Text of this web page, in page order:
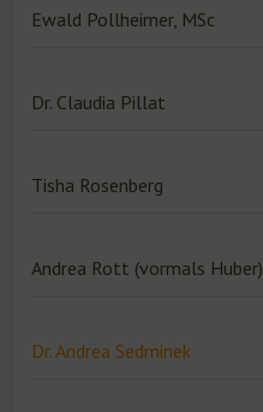
Ewald Pollheimer, MSc
Dr. Claudia Pillat
Tisha Rosenberg
Andrea Rott (vormals Huber)
Dr. Andrea Sedminek